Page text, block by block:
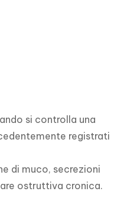
si controlla una
registrati
di muco, secrezioni
ostruttiva cronica.